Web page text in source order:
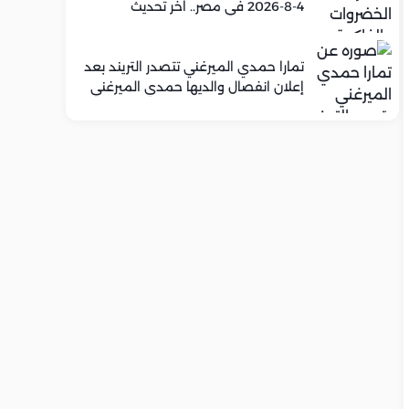
4-8-2026 في مصر.. اخر تحديث
تمارا حمدي الميرغني تتصدر التريند بعد
إعلان انفصال والديها حمدي الميرغني